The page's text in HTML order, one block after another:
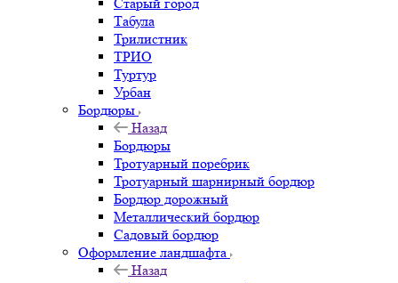
Табула
Трилистник
ТРИО
Туртур
Урбан
Бордюры
Назад
Бордюры
Тротуарный поребрик
Тротуарный шарнирный бордюр
Бордюр дорожный
Металлический бордюр
Садовый бордюр
Оформление ландшафта
Назад